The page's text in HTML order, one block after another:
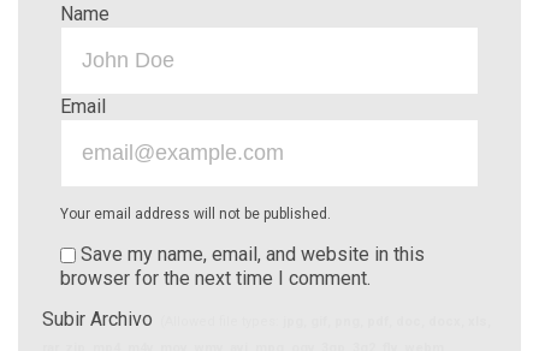
Name
Email
Your email address will not be published.
Save my name, email, and website in this
browser for the next time I comment.
Subir Archivo